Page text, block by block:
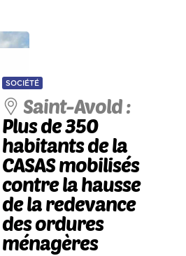
SOCIÉTÉ
Saint-Avold :
Plus de 350
habitants de la
CASAS mobilisés
contre la hausse
de la redevance
des ordures
ménagères